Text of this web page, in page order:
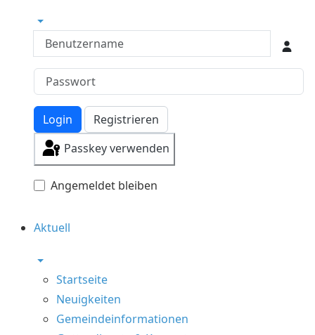
Benutzername
Login
Registrieren
Passkey verwenden
Angemeldet bleiben
Aktuell
Startseite
Neuigkeiten
Gemeindeinformationen